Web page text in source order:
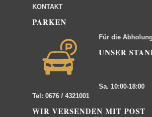
KONTAKT
PARKEN
Für die
UNSER
Sa. 10:00-18:00
Tel: 0676 / 4321001
WIR VERSENDEN MIT POST